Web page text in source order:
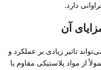
دارد.
آن
تاثیر زیادی بر عملکرد و
از مواد پلاستیکی مقاوم یا